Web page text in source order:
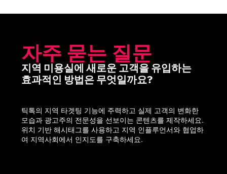
자주 묻는 질문
지역 미용실에 새로운 고객을 유입하는
효과적인 방법은 무엇일까요?
틱톡의 지역 타겟팅 기능에 주력하고 실제 고객의 변화한
모습과 광고주의 전문성을 선보이는 콘텐츠를 제작하세요.
위치 기반 해시태그를 사용하고 지역 인플루언서와 협업하
여 지역사회에서 인지도를 구축하세요.